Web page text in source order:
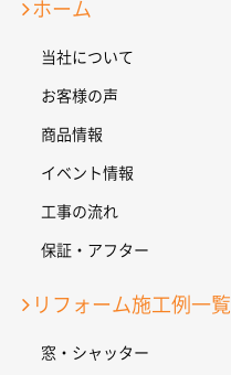
ホーム
当社について
お客様の声
商品情報
イベント情報
工事の流れ
保証・アフター
リフォーム施工例一覧
窓・シャッター